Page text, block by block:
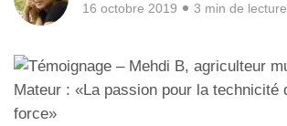
16 octobre 2019 3 min de lecture